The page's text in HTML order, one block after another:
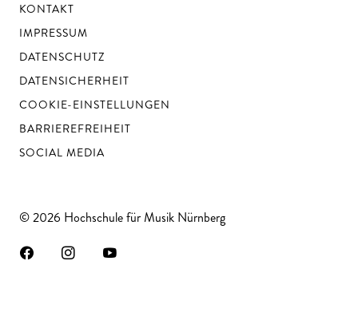
KONTAKT
IMPRESSUM
DATENSCHUTZ
DATENSICHERHEIT
COOKIE-EINSTELLUNGEN
BARRIEREFREIHEIT
SOCIAL MEDIA
© 2026 Hochschule für Musik Nürnberg